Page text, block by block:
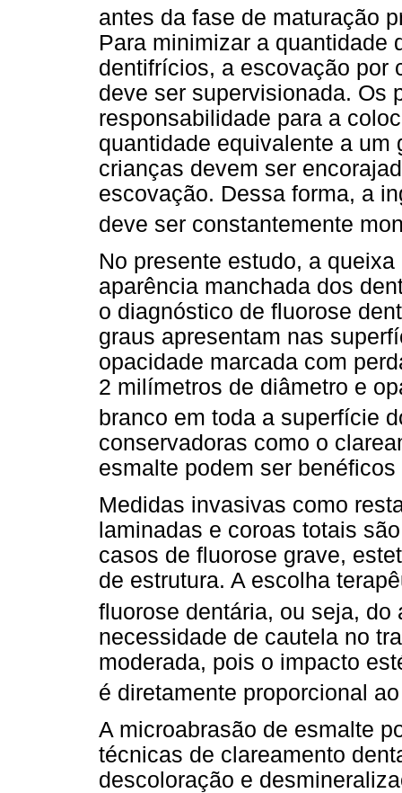
antes da fase de maturação
Para minimizar a quantidade
dentifrícios, a escovação por
deve ser supervisionada. Os
responsabilidade para a
quantidade equivalente a um
crianças devem ser
escovação. Dessa forma, a
deve ser constantemente
No presente estudo, a
aparência manchada dos
o diagnóstico de fluorose
graus apresentam nas
opacidade marcada com
2 milímetros de diâmetro e
branco em toda a superfície
conservadoras como o
esmalte podem ser
Medidas invasivas como
laminadas e coroas totais
casos de fluorose grave,
de estrutura. A escolha
fluorose dentária, ou seja, do
necessidade de cautela no
moderada, pois o impacto
é diretamente proporcional
A microabrasão de esmalte
técnicas de clareamento
descoloração e